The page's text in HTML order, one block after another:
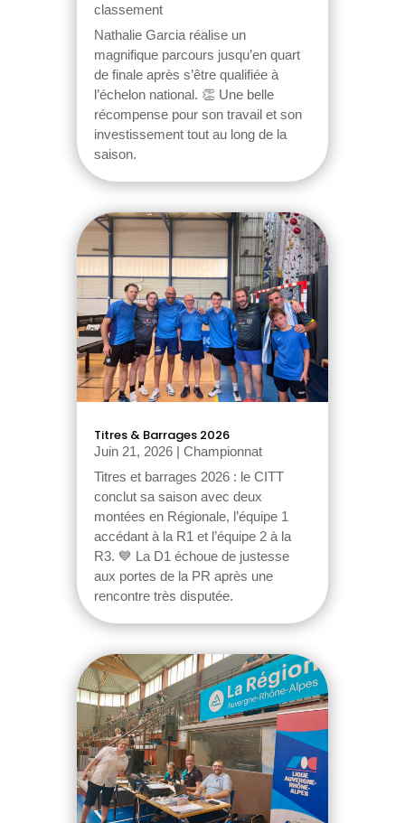
classement
Nathalie Garcia réalise un
magnifique parcours jusqu’en quart
de finale après s’être qualifiée à
l’échelon national. 👏 Une belle
récompense pour son travail et son
investissement tout au long de la
saison.
Titres & Barrages 2026
Juin 21, 2026| Championnat
Titres et barrages 2026 : le CITT
conclut sa saison avec deux
montées en Régionale, l’équipe 1
accédant à la R1 et l’équipe 2 à la
R3. 💙 La D1 échoue de justesse
aux portes de la PR après une
rencontre très disputée.